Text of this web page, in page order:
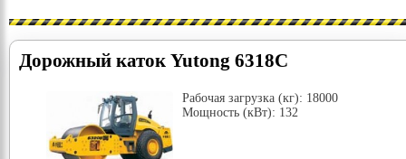
Дорожный каток Yutong 6318C
Рабочая загрузка (кг): 18000
Мощность (кВт): 132